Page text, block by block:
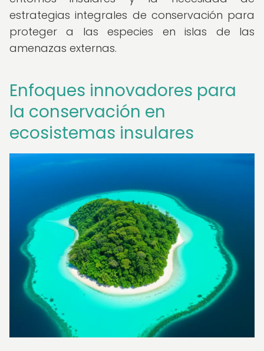
estrategias integrales de conservación para
proteger a las especies en islas de las
amenazas externas.
Enfoques innovadores para
la conservación en
ecosistemas insulares